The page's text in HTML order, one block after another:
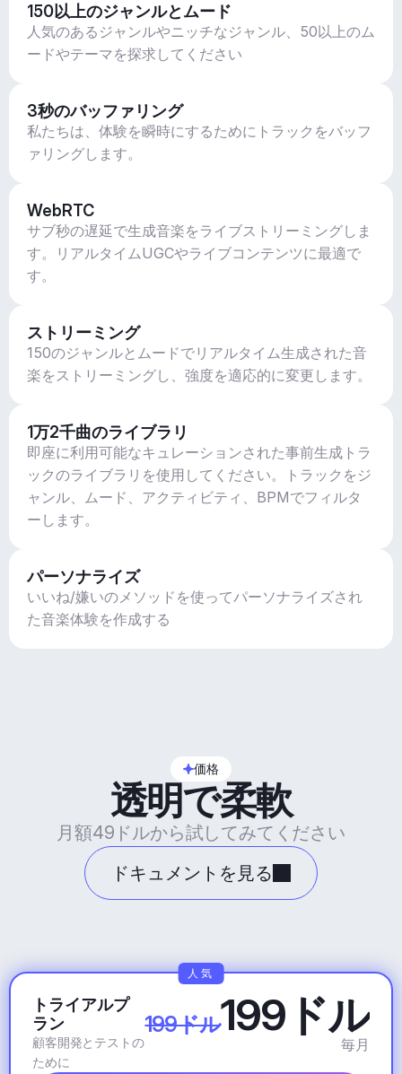
150以上のジャンルとムード
人気のあるジャンルやニッチなジャンル、50以上のム
ードやテーマを探求してください
3秒のバッファリング
私たちは、体験を瞬時にするためにトラックをバッフ
ァリングします。
WebRTC
サブ秒の遅延で生成音楽をライブストリーミングしま
す。リアルタイムUGCやライブコンテンツに最適で
す。
ストリーミング
150のジャンルとムードでリアルタイム生成された音
楽をストリーミングし、強度を適応的に変更します。
1万2千曲のライブラリ
即座に利用可能なキュレーションされた事前生成トラ
ックのライブラリを使用してください。トラックをジ
ャンル、ムード、アクティビティ、BPMでフィルタ
ーします。
パーソナライズ
いいね/嫌いのメソッドを使ってパーソナライズされ
た音楽体験を作成する
価格
透明で柔軟
月額49ドルから試してみてください
ドキュメントを見る
トライアルプ
ラン
顧客開発とテストの
ために
199ドル199ドル
毎月
人気